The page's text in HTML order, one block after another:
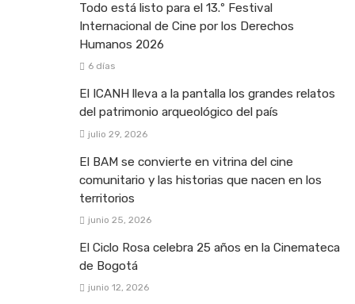
Todo está listo para el 13.º Festival
Internacional de Cine por los Derechos
Humanos 2026
6 días
El ICANH lleva a la pantalla los grandes relatos
del patrimonio arqueológico del país
julio 29, 2026
El BAM se convierte en vitrina del cine
comunitario y las historias que nacen en los
territorios
junio 25, 2026
El Ciclo Rosa celebra 25 años en la Cinemateca
de Bogotá
junio 12, 2026